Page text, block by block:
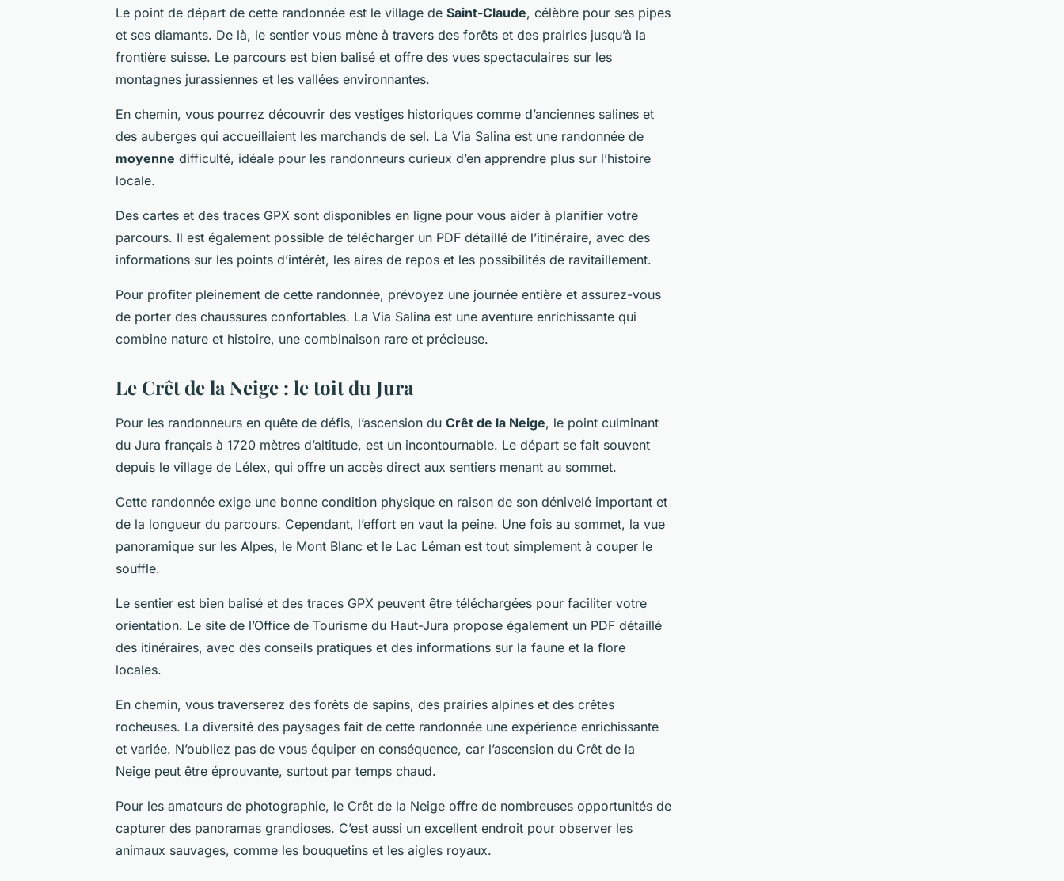
Le point de départ de cette randonnée est le village de Saint-Claude, célèbre pour ses pipes
et ses diamants. De là, le sentier vous mène à travers des forêts et des prairies jusqu’à la
frontière suisse. Le parcours est bien balisé et offre des vues spectaculaires sur les
montagnes jurassiennes et les vallées environnantes.
En chemin, vous pourrez découvrir des vestiges historiques comme d’anciennes salines et
des auberges qui accueillaient les marchands de sel. La Via Salina est une randonnée de
moyenne difficulté, idéale pour les randonneurs curieux d’en apprendre plus sur l’histoire
locale.
Des cartes et des traces GPX sont disponibles en ligne pour vous aider à planifier votre
parcours. Il est également possible de télécharger un PDF détaillé de l’itinéraire, avec des
informations sur les points d’intérêt, les aires de repos et les possibilités de ravitaillement.
Pour profiter pleinement de cette randonnée, prévoyez une journée entière et assurez-vous
de porter des chaussures confortables. La Via Salina est une aventure enrichissante qui
combine nature et histoire, une combinaison rare et précieuse.
Le Crêt de la Neige : le toit du Jura
Pour les randonneurs en quête de défis, l’ascension du Crêt de la Neige, le point culminant
du Jura français à 1720 mètres d’altitude, est un incontournable. Le départ se fait souvent
depuis le village de Lélex, qui offre un accès direct aux sentiers menant au sommet.
Cette randonnée exige une bonne condition physique en raison de son dénivelé important et
de la longueur du parcours. Cependant, l’effort en vaut la peine. Une fois au sommet, la vue
panoramique sur les Alpes, le Mont Blanc et le Lac Léman est tout simplement à couper le
souffle.
Le sentier est bien balisé et des traces GPX peuvent être téléchargées pour faciliter votre
orientation. Le site de l’Office de Tourisme du Haut-Jura propose également un PDF détaillé
des itinéraires, avec des conseils pratiques et des informations sur la faune et la flore
locales.
En chemin, vous traverserez des forêts de sapins, des prairies alpines et des crêtes
rocheuses. La diversité des paysages fait de cette randonnée une expérience enrichissante
et variée. N’oubliez pas de vous équiper en conséquence, car l’ascension du Crêt de la
Neige peut être éprouvante, surtout par temps chaud.
Pour les amateurs de photographie, le Crêt de la Neige offre de nombreuses opportunités de
capturer des panoramas grandioses. C’est aussi un excellent endroit pour observer les
animaux sauvages, comme les bouquetins et les aigles royaux.